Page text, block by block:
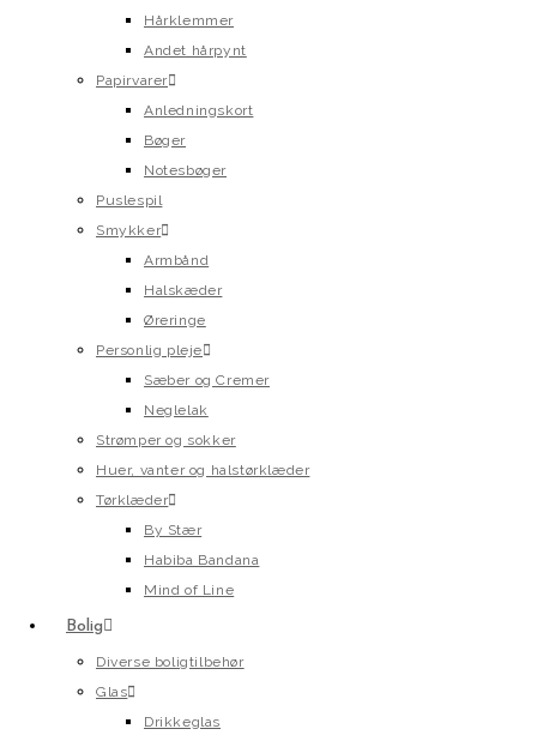
Hårklemmer
Andet hårpynt
Papirvarer
Anledningskort
Bøger
Notesbøger
Puslespil
Smykker
Armbånd
Halskæder
Øreringe
Personlig pleje
Sæber og Cremer
Neglelak
Strømper og sokker
Huer, vanter og halstørklæder
Tørklæder
By Stær
Habiba Bandana
Mind of Line
Bolig
Diverse boligtilbehør
Glas
Drikkeglas